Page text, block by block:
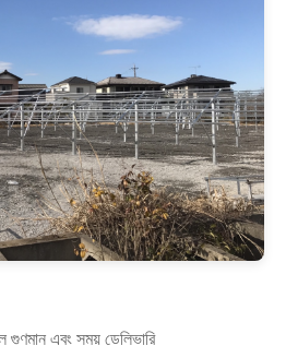
গুণমান এবং সময় ডেলিভারি